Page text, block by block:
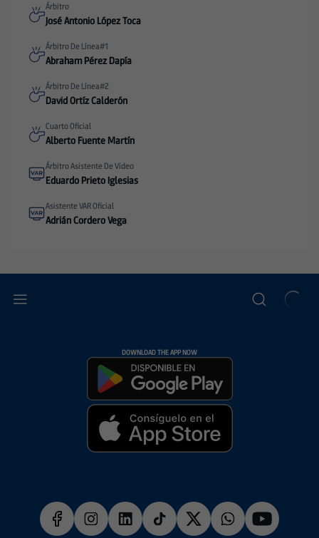
Árbitro
José Antonio López Toca
Árbitro De Línea#1
Abraham Pérez Dapía
Árbitro De Línea#2
David Ortíz Calderón
Cuarto Oficial
Alberto Fuente Martín
Árbitro Asistente De Vídeo
Eduardo Prieto Iglesias
Asistente VAR Oficial
Adrián Cordero Vega
DOWNLOAD THE APP NOW